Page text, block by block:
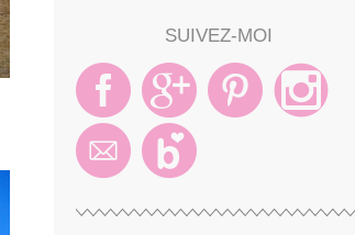
SUIVEZ-MOI